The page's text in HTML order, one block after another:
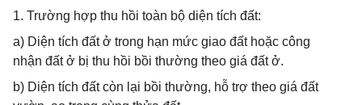
1. Trường hợp thu hồi toàn bộ diện tích đất:
a) Diện tích đất ở trong hạn mức giao đất hoặc công
nhận đất ở bị thu hồi bồi thường theo giá đất ở.
b) Diện tích đất còn lại bồi thường, hỗ trợ theo giá đất